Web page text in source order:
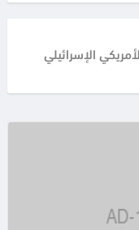
الإسرائيلي